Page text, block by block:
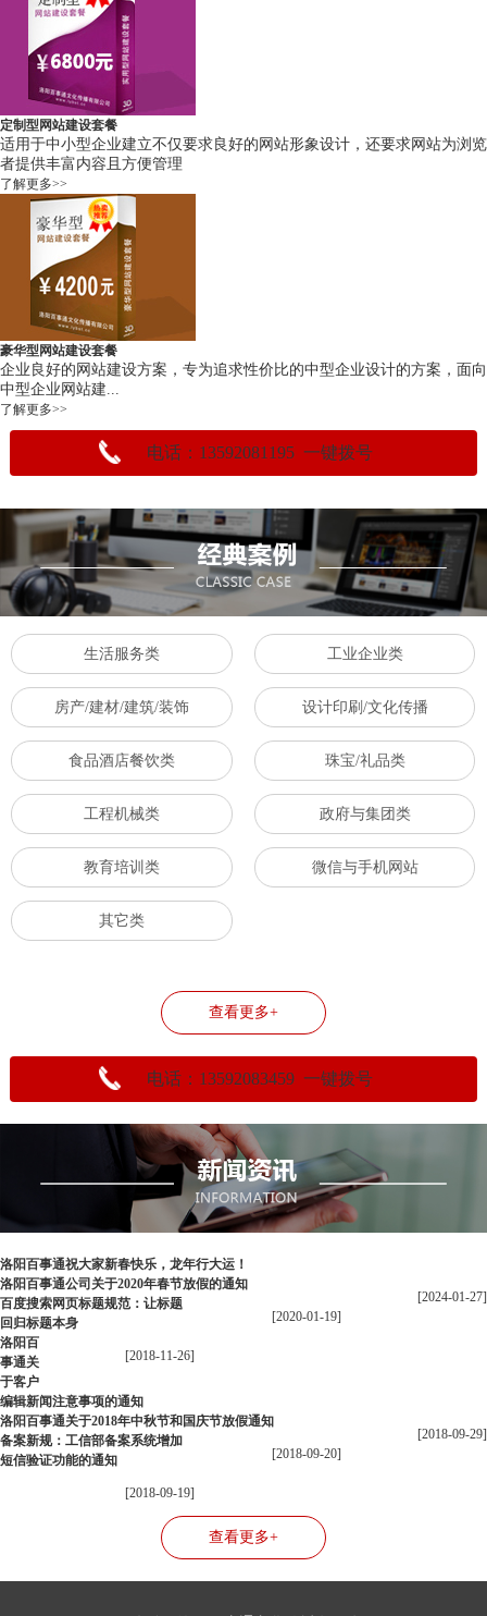
定制型网站建设套餐
适用于中小型企业建立不仅要求良好的网站形象设计，还要求网站为浏览
者提供丰富内容且方便管理
了解更多>>
豪华型网站建设套餐
企业良好的网站建设方案，专为追求性价比的中型企业设计的方案，面向
中型企业网站建...
了解更多>>
电话：13592081195 一键拨号
生活服务类 工业企业类
房产/建材/建筑/装饰 设计印刷/文化传播
食品酒店餐饮类 珠宝/礼品类
工程机械类 政府与集团类
教育培训类 微信与手机网站
其它类
查看更多+
电话：13592083459 一键拨号
洛阳百事通祝大家新春快乐，龙年行大运！
[2024-01-27]
洛阳百事通公司关于2020年春节放假的通知
[2020-01-19]
百度搜索网页标题规范：让标题
回归标题本身
[2018-11-26]
洛阳百
事通关
于客户
编辑新闻注意事项的通知
[2018-09-29]
洛阳百事通关于2018年中秋节和国庆节放假通知
[2018-09-20]
备案新规：工信部备案系统增加
短信验证功能的通知
[2018-09-19]
查看更多+